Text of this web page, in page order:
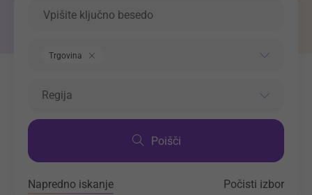
Trgovina
Regija
Poišči
Napredno iskanje Počisti izbor